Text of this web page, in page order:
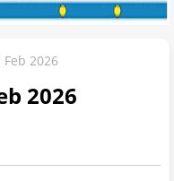
2026
2026